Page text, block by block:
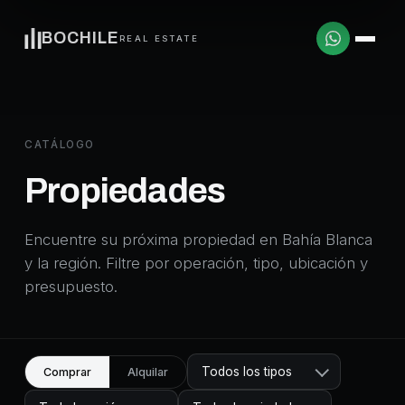
BOCHILE REAL ESTATE
CATÁLOGO
Propiedades
Encuentre su próxima propiedad en Bahía Blanca
y la región. Filtre por operación, tipo, ubicación y
presupuesto.
Comprar Alquilar Todos los tipos